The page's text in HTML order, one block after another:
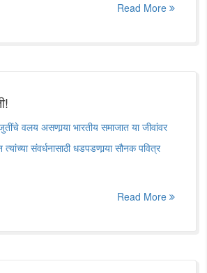
Read More
वलय असणार्‍या भारतीय समाजात या जीवांवर
संवर्धनासाठी धडपडणार्‍या सौनक पवित्र
Read More